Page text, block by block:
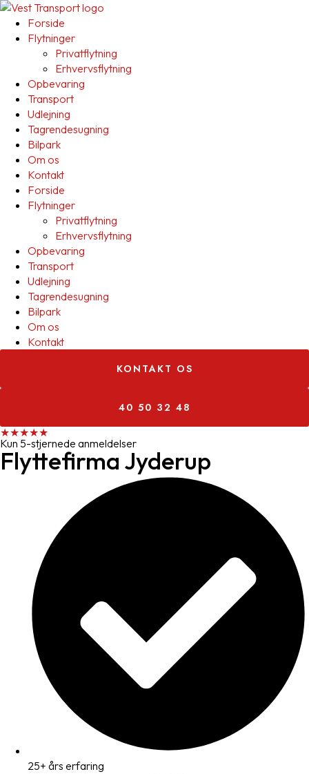
Forside
Flytninger
Privatflytning
Erhvervsflytning
Opbevaring
Transport
Udlejning
Tagrendesugning
Bilpark
Om os
Kontakt
Forside
Flytninger
Privatflytning
Erhvervsflytning
Opbevaring
Transport
Udlejning
Tagrendesugning
Bilpark
Om os
Kontakt
KONTAKT OS
40 50 32 48
★★★★★
Kun 5-stjernede anmeldelser
Flyttefirma Jyderup
25+ års erfaring